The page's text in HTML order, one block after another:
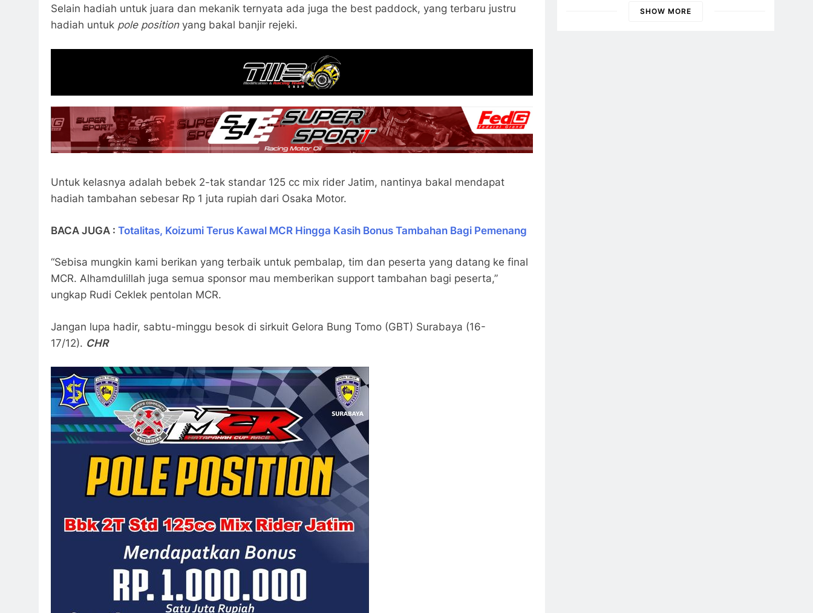
Selain hadiah untuk juara dan mekanik ternyata ada juga the best paddock, yang terbaru justru
hadiah untuk pole position yang bakal banjir rejeki.
Untuk kelasnya adalah bebek 2-tak standar 125 cc mix rider Jatim, nantinya bakal mendapat
hadiah tambahan sebesar Rp 1 juta rupiah dari Osaka Motor.
BACA JUGA : Totalitas, Koizumi Terus Kawal MCR Hingga Kasih Bonus Tambahan Bagi Pemenang
“Sebisa mungkin kami berikan yang terbaik untuk pembalap, tim dan peserta yang datang ke final
MCR. Alhamdulillah juga semua sponsor mau memberikan support tambahan bagi peserta,”
ungkap Rudi Ceklek pentolan MCR.
Jangan lupa hadir, sabtu-minggu besok di sirkuit Gelora Bung Tomo (GBT) Surabaya (16-
17/12). CHR
SHOW MORE